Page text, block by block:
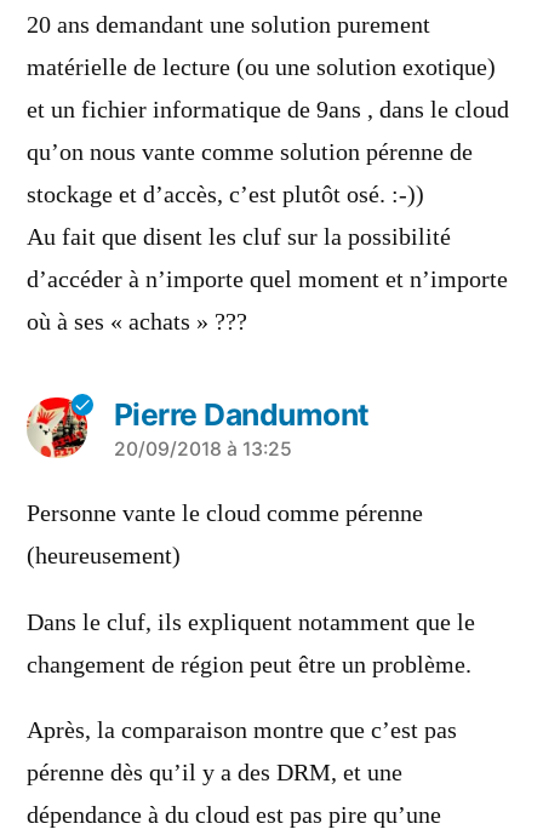
20 ans demandant une solution purement
matérielle de lecture (ou une solution exotique)
et un fichier informatique de 9ans , dans le cloud
qu’on nous vante comme solution pérenne de
stockage et d’accès, c’est plutôt osé. :-))
Au fait que disent les cluf sur la possibilité
d’accéder à n’importe quel moment et n’importe
où à ses « achats » ???
Pierre Dandumont
a
dit :
20/09/2018 à 13:25
Personne vante le cloud comme pérenne
(heureusement)
Dans le cluf, ils expliquent notamment que le
changement de région peut être un problème.
Après, la comparaison montre que c’est pas
pérenne dès qu’il y a des DRM, et une
dépendance à du cloud est pas pire qu’une